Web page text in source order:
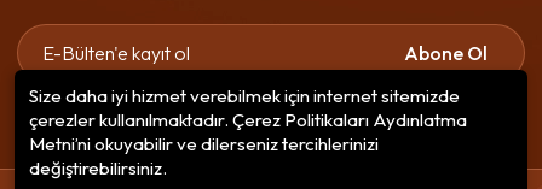
Abone Ol
Gizlilik politikasınıokudum ve elektronik posta almayı kabul
ediyorum.
Size daha iyi hizmet verebilmek için internet sitemizde
çerezler kullanılmaktadır. Çerez Politikaları Aydınlatma
Metni’ni okuyabilir ve dilerseniz tercihlerinizi
değiştirebilirsiniz.